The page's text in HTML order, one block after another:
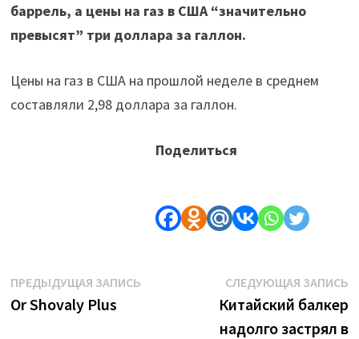
баррель, а цены на газ в США “значительно
превысят” три доллара за галлон.
Цены на газ в США на прошлой неделе в среднем
составляли 2,98 доллара за галлон.
Поделиться
Навигация
по
ПРЕДЫДУЩАЯ ЗАПИСЬПредыдущая
Or Shovaly Plus
СЛЕДУЮЩАЯ ЗАПИСЬ
Китайский балкер
надолго застрял в